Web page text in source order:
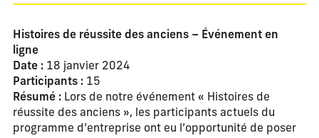
Histoires de réussite des anciens – Événement en
ligne
Date : 18 janvier 2024
Participants : 15
Résumé : Lors de notre événement « Histoires de
réussite des anciens », les participants actuels du
programme d’entreprise ont eu l’opportunité de poser